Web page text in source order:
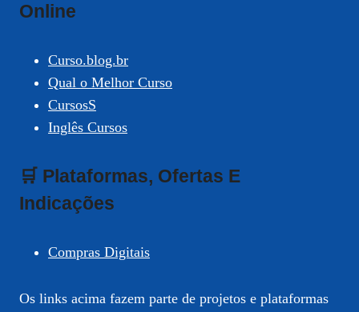
Online
Curso.blog.br
Qual o Melhor Curso
CursosS
Inglês Cursos
🛒 Plataformas, Ofertas E
Indicações
Compras Digitais
Os links acima fazem parte de projetos e plataformas